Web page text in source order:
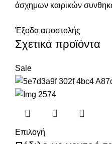
άσχημων καιρικών
Έξοδα αποστολής
Σχετικά προϊόντα
Sale
Επιλογή